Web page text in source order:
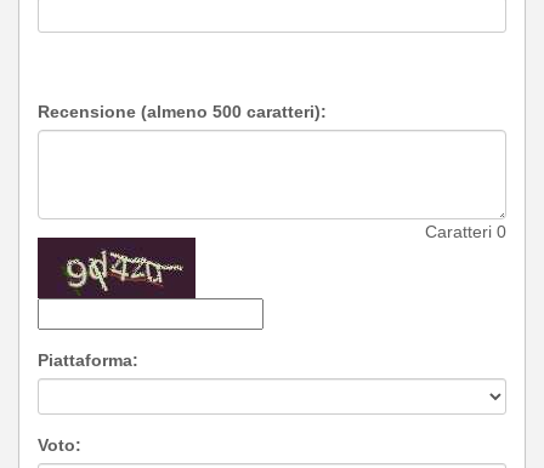
Recensione (almeno 500 caratteri):
Caratteri 0
Piattaforma:
Voto: